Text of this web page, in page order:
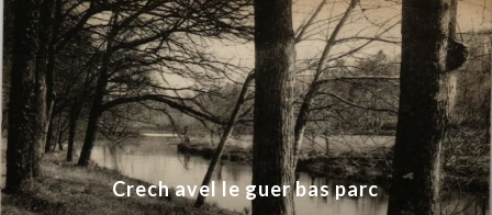
Crech avel le guer bas parc